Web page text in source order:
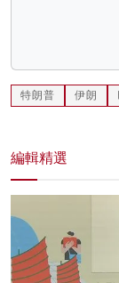
特朗普 伊朗
編輯精選